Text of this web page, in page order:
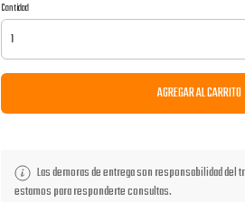
Cantidad
AGREGAR AL CARRITO
Las demoras de entrega son responsabilidad del
estamos para responderte consultas.